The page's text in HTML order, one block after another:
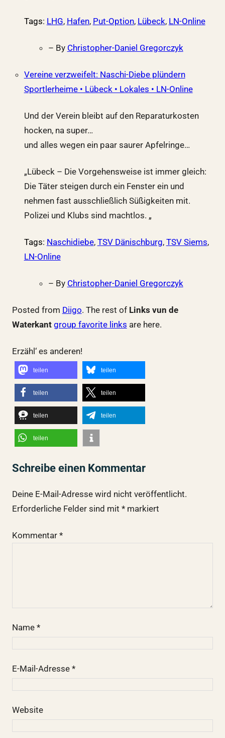
Tags: LHG, Hafen, Put-Option, Lübeck, LN-Online
– By Christopher-Daniel Gregorczyk
Vereine verzweifelt: Naschi-Diebe plündern
Sportlerheime • Lübeck • Lokales • LN-Online
Und der Verein bleibt auf den Reparaturkosten
hocken, na super…
und alles wegen ein paar saurer Apfelringe…
„Lübeck – Die Vorgehensweise ist immer gleich:
Die Täter steigen durch ein Fenster ein und
nehmen fast ausschließlich Süßigkeiten mit.
Polizei und Klubs sind machtlos. „
Tags: Naschidiebe, TSV Dänischburg, TSV Siems,
LN-Online
– By Christopher-Daniel Gregorczyk
Posted from Diigo. The rest of Links vun de
Waterkant group favorite links are here.
Erzähl‘ es anderen!
teilen teilen
teilen teilen
teilen teilen
teilen
Schreibe einen Kommentar
Deine E-Mail-Adresse wird nicht veröffentlicht.
Erforderliche Felder sind mit *markiert
Kommentar *
Name *
E-Mail-Adresse *
Website